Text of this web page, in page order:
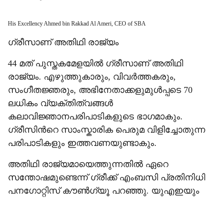
His Excellency Ahmed bin Rakkad Al Ameri, CEO of SBA
ഗ്രീസാണ് അതിഥി രാജ്യം
44 മത് പുസ്തകമേളയില്‍ ഗ്രീസാണ് അതിഥി
രാജ്യം. എഴുത്തുകാരും, വിവർത്തകരും,
സംഗീതജ്ഞരും, അഭിനേതാക്കളുമുള്‍പ്പടെ 70
ലധികം വ്യക്തിത്വങ്ങള്‍
കലാവിജ്ഞാനപരിപാടികളുടെ ഭാഗമാകും.
ഗ്രീസിന്‍റെ സാംസ്കാരിക പെരുമ വിളിച്ചോതുന്ന
പരിപാടികളും ഇത്തവണയുണ്ടാകും.
അതിഥി രാജ്യമായെത്തുന്നതില്‍ ഏറെ
സന്തോഷമുണ്ടെന്ന് ഗ്രീക്ക് എംബസി പ്രതിനിധി
പനഗോറ്റിസ് കൗണ്‍ഗ്യൂ പറഞ്ഞു. യുഎഇയും